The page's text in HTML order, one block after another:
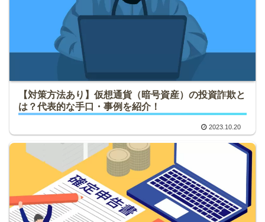
【対策方法あり】仮想通貨（暗号資産）の投資詐欺と
は？代表的な手口・事例を紹介！
2023.10.20